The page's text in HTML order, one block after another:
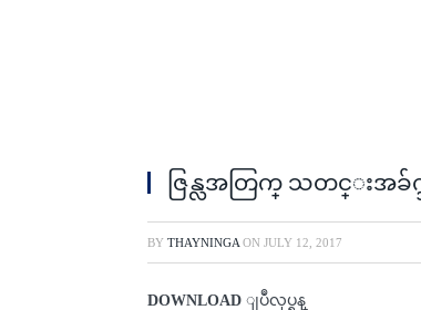
ဇြန္လအတြက္ သတင္းအခ်
BY THAYNINGA ON JULY 12, 2017
DOWNLOAD ျပဳလုပ္ရန္